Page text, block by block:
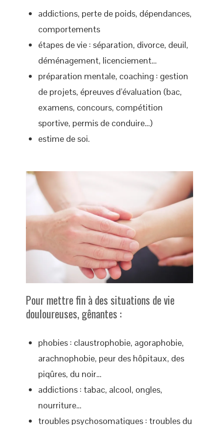
addictions, perte de poids, dépendances,
comportements
étapes de vie : séparation, divorce, deuil,
déménagement, licenciement…
préparation mentale, coaching : gestion
de projets, épreuves d’évaluation (bac,
examens, concours, compétition
sportive, permis de conduire…)
estime de soi.
Pour mettre fin à des situations de vie
douloureuses, gênantes :
phobies : claustrophobie, agoraphobie,
arachnophobie, peur des hôpitaux, des
piqûres, du noir…
addictions : tabac, alcool, ongles,
nourriture…
troubles psychosomatiques : troubles du